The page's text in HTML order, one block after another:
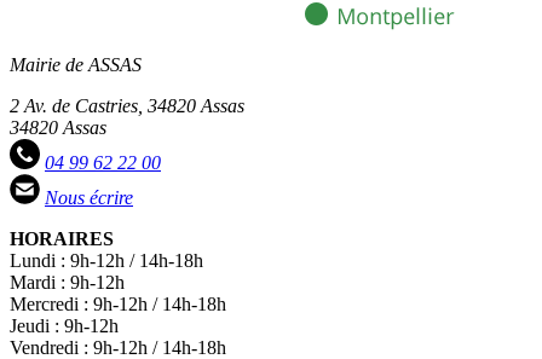
Mairie de ASSAS
2 Av. de Castries, 34820 Assas
34820 Assas
04 99 62 22 00
Nous écrire
HORAIRES
Lundi : 9h-12h / 14h-18h
Mardi : 9h-12h
Mercredi : 9h-12h / 14h-18h
Jeudi : 9h-12h
Vendredi : 9h-12h / 14h-18h